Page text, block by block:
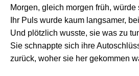
Morgen, gleich morgen früh, würde
Ihr Puls wurde kaum langsamer,
Und plötzlich wusste, sie was zu
Sie schnappte sich ihre
zurück, woher sie her gekommen